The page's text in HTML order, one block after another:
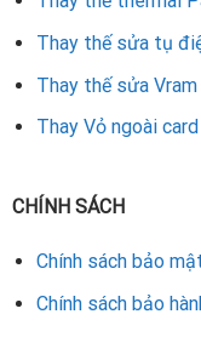
và bền bỉ như mới.
Thay thế sửa tụ
Thay thế sửa
Thay Vỏ ngoài
CHÍNH SÁCH
Chính sách bảo
Chính sách bảo